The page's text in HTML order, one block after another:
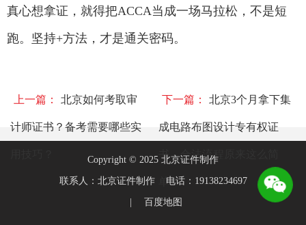
真心想拿证，就得把ACCA当成一场马拉松，不是短
跑。坚持+方法，才是通关密码。
上一篇： 北京如何考取审
计师证书？备考需要哪些实
下一篇： 北京3个月拿下集
成电路布图设计专有权证
书，合法流程原来这么简
单！
Copyright © 2025 北京证件制作
联系人：北京证件制作 电话：19138234697
百度地图